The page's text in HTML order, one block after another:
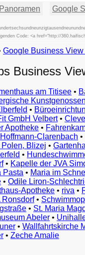
Google
Code: <a href="http://
Google Business
Business
am Titisee •
•
GmbH Velbert•
Apotheke •
Clarenbach •
Blizej •
•
• Kapelle der JVA
Pasta • Maria im
• Odile Liron-
Apotheke • riva •
Ronsdorf•
• St. Maria
Abeler •
• Wallfahrtskirche
• Zeche Amalie